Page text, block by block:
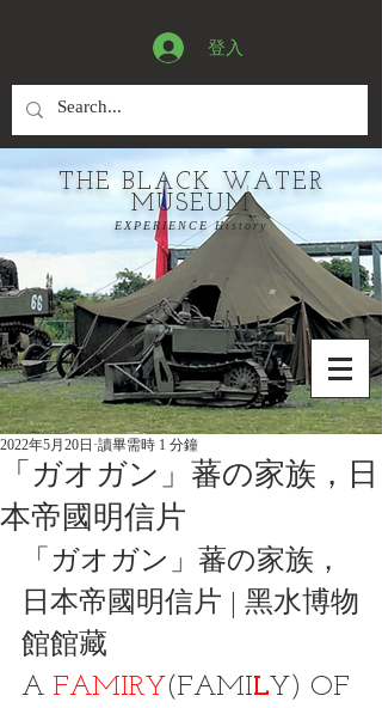
登入
THE BLACK WATER
MUSEUM
EXPERIENCE History
「ガオガン」蕃の家族，日
本帝國明信片
2022年5月20日 讀畢需時 1 分鐘
「ガオガン」蕃の家族，
日本帝國明信片 | 黑水博物
館館藏
A FAMIRY (FAMILY) OF